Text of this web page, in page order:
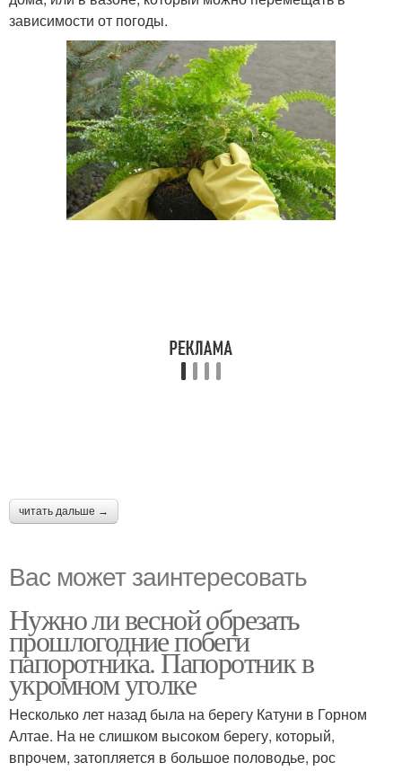
зависимости от погоды.
читать дальше →
Вас может заинтересовать
Нужно ли весной обрезать
прошлогодние побеги
папоротника. Папоротник в
укромном уголке
Несколько лет назад была на берегу Катуни в Горном
Алтае. На не слишком высоком берегу, который,
впрочем, затопляется в большое половодье, рос